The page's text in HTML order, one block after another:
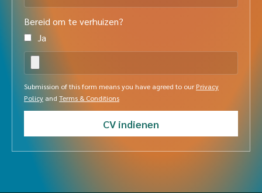
Bereid om te verhuizen?
Ja
Submission of this form means you have agreed to our Privacy
Policy and Terms & Conditions